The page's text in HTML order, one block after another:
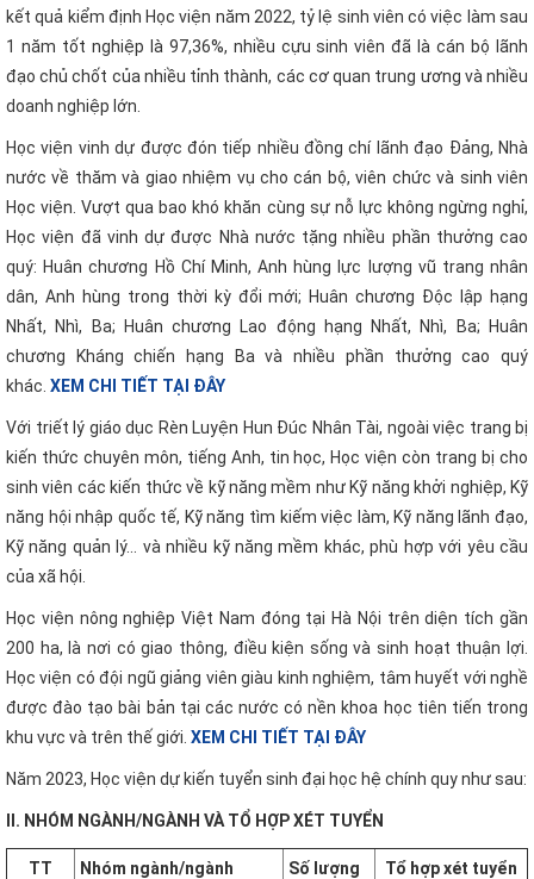
kết quả kiểm định Học viện năm 2022, tỷ lệ sinh viên có việc làm sau
1 năm tốt nghiệp là 97,36%, nhiều cựu sinh viên đã là cán bộ lãnh
đạo chủ chốt của nhiều tỉnh thành, các cơ quan trung ương và nhiều
doanh nghiệp lớn.
Học viện vinh dự được đón tiếp nhiều đồng chí lãnh đạo Đảng, Nhà
nước về thăm và giao nhiệm vụ cho cán bộ, viên chức và sinh viên
Học viện. Vượt qua bao khó khăn cùng sự nỗ lực không ngừng nghỉ,
Học viện đã vinh dự được Nhà nước tặng nhiều phần thưởng cao
quý: Huân chương Hồ Chí Minh, Anh hùng lực lượng vũ trang nhân
dân, Anh hùng trong thời kỳ đổi mới; Huân chương Độc lập hạng
Nhất, Nhì, Ba; Huân chương Lao động hạng Nhất, Nhì, Ba; Huân
chương Kháng chiến hạng Ba và nhiều phần thưởng cao quý
khác. XEM CHI TIẾT TẠI ĐÂY
Với triết lý giáo dục Rèn Luyện Hun Đúc Nhân Tài, ngoài việc trang bị
kiến thức chuyên môn, tiếng Anh, tin học, Học viện còn trang bị cho
sinh viên các kiến thức về kỹ năng mềm như Kỹ năng khởi nghiệp, Kỹ
năng hội nhập quốc tế, Kỹ năng tìm kiếm việc làm, Kỹ năng lãnh đạo,
Kỹ năng quản lý... và nhiều kỹ năng mềm khác, phù hợp với yêu cầu
của xã hội.
Học viện nông nghiệp Việt Nam đóng tại Hà Nội trên diện tích gần
200 ha, là nơi có giao thông, điều kiện sống và sinh hoạt thuận lợi.
Học viện có đội ngũ giảng viên giàu kinh nghiệm, tâm huyết với nghề
được đào tạo bài bản tại các nước có nền khoa học tiên tiến trong
khu vực và trên thế giới. XEM CHI TIẾT TẠI ĐÂY
Năm 2023, Học viện dự kiến tuyển sinh đại học hệ chính quy như sau:
II. NHÓM NGÀNH/NGÀNH VÀ TỔ HỢP XÉT TUYỂN
TT Nhóm ngành/ngành Số lượng Tổ hợp xét tuyển